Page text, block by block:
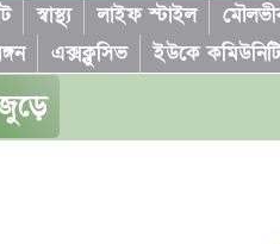
স্বাস্থ্য লাইফ স্টাইল
এক্সক্লুসিভ ইউকে কমিউনিটি